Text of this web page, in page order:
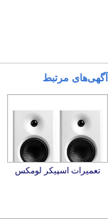
آگهی‌های مرتبط
تعمیرات اسپیکر لومکس